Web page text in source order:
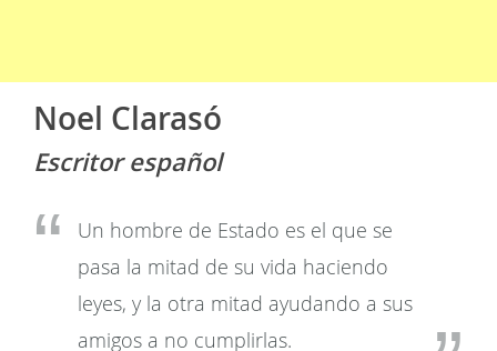
Noel Clarasó
Escritor español
Un hombre de Estado es el que se
pasa la mitad de su vida haciendo
leyes, y la otra mitad ayudando a sus
amigos a no cumplirlas.